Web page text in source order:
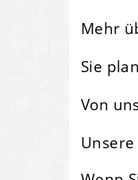
Mehr
Sie
Von